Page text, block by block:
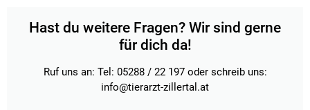
Hast du weitere Fragen? Wir sind gerne
für dich da!
Ruf uns an: Tel: 05288 / 22 197 oder schreib uns:
info@tierarzt-zillertal.at